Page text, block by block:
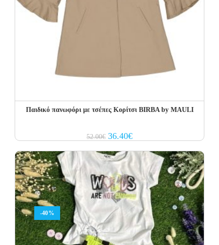
Παιδικό πανωφόρι με τσέπες Κορίτσι BIRBA by MAULI
52.00€ Original
price
52.00€.
36.40€Current
price
36.40€.
-40%